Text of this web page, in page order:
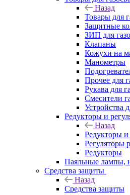
Назад
Товары для
Защитные
ЗИП для
Клапаны
Кожухи на
Манометры
Прочее для
Рукава для
Смесители
Устройства
Редукторы и
Назад
Редукторы и
Регуляторы
Редукторы
Паяльные лампы,
Средства защиты
Назад
Средства защиты